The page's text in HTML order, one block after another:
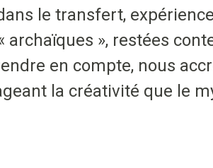
le transfert,
», restées
en compte, nous
la créativité que le